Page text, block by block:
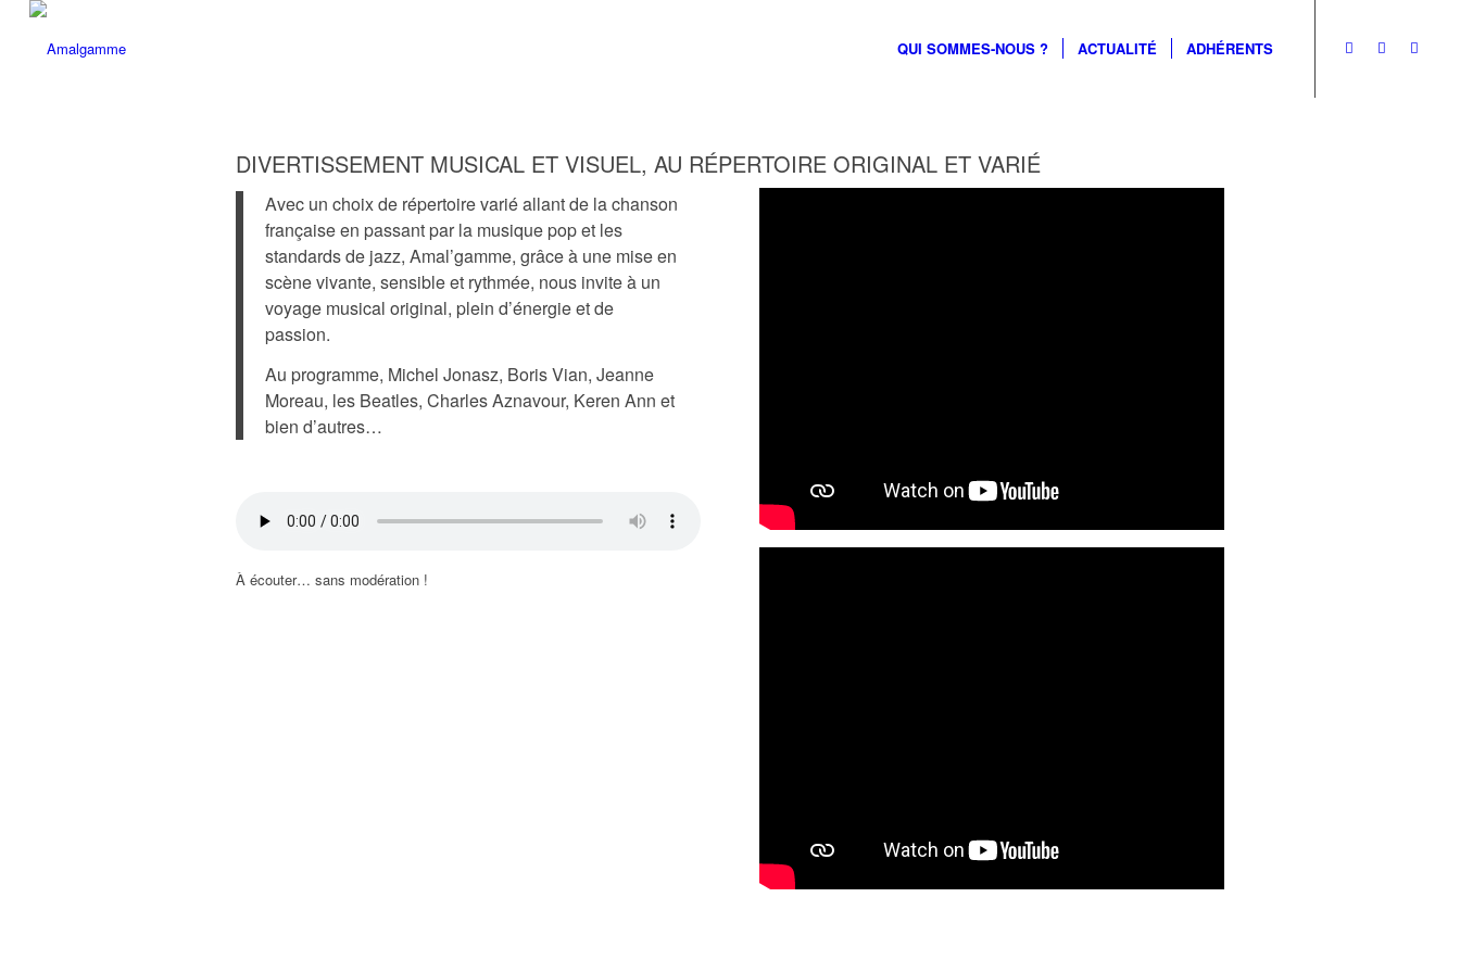
QUI SOMMES-NOUS ? ACTUALITÉ ADHÉRENTS
DIVERTISSEMENT MUSICAL ET VISUEL, AU RÉPERTOIRE ORIGINAL ET VARIÉ
Avec un choix de répertoire varié allant de la chanson
française en passant par la musique pop et les
standards de jazz, Amal’gamme, grâce à une mise en
scène vivante, sensible et rythmée, nous invite à un
voyage musical original, plein d’énergie et de
passion.
Au programme, Michel Jonasz, Boris Vian, Jeanne
Moreau, les Beatles, Charles Aznavour, Keren Ann et
bien d’autres…
À écouter… sans modération !